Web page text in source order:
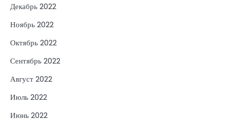
Декабрь 2022
Ноябрь 2022
Октябрь 2022
Сентябрь 2022
Август 2022
Июль 2022
Июнь 2022